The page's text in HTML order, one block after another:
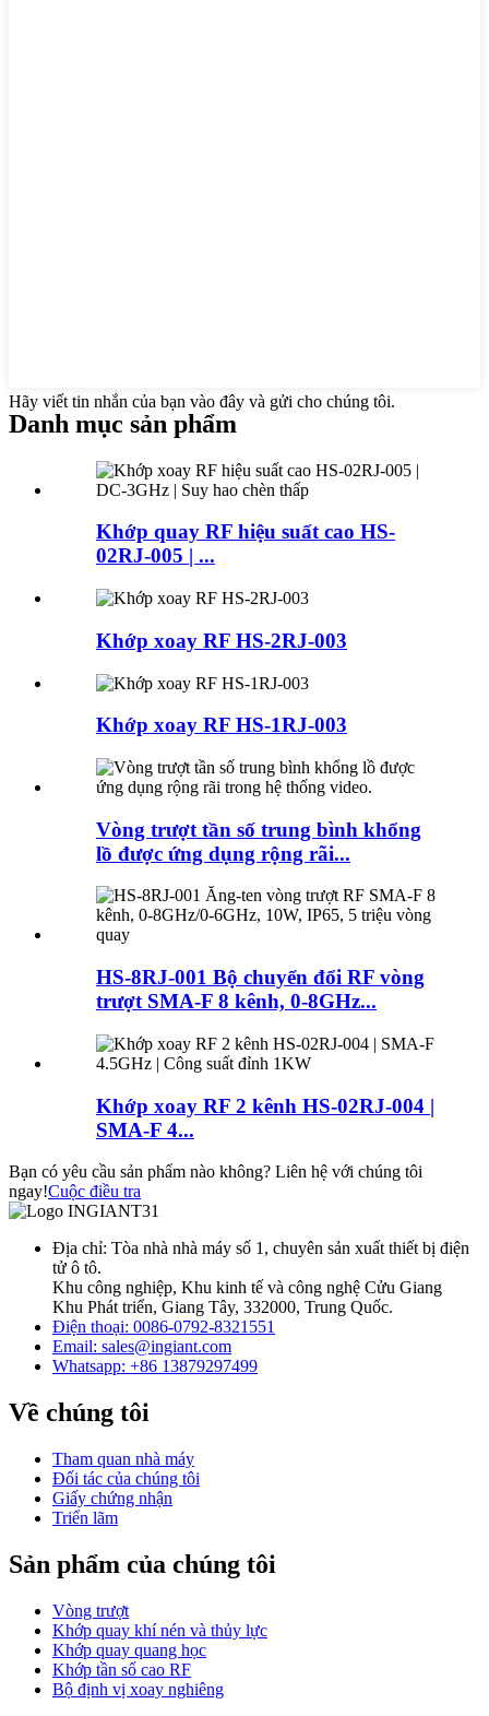
Hãy viết tin nhắn của bạn vào đây và gửi cho chúng tôi.
Danh mục sản phẩm
Khớp quay RF hiệu suất cao HS-
02RJ-005 | ...
Khớp xoay RF HS-2RJ-003
Khớp xoay RF HS-1RJ-003
Vòng trượt tần số trung bình khổng
lồ được ứng dụng rộng rãi...
HS-8RJ-001 Bộ chuyển đổi RF vòng
trượt SMA-F 8 kênh, 0-8GHz...
Khớp xoay RF 2 kênh HS-02RJ-004 |
SMA-F 4...
Bạn có yêu cầu sản phẩm nào không? Liên hệ với chúng tôi
ngay!Cuộc điều tra
Địa chỉ: Tòa nhà nhà máy số 1, chuyên sản xuất thiết bị điện
tử ô tô.
Khu công nghiệp, Khu kinh tế và công nghệ Cửu Giang
Khu Phát triển, Giang Tây, 332000, Trung Quốc.
Điện thoại: 0086-0792-8321551
Email: sales@ingiant.com
Whatsapp: +86 13879297499
Về chúng tôi
Tham quan nhà máy
Đối tác của chúng tôi
Giấy chứng nhận
Triển lãm
Sản phẩm của chúng tôi
Vòng trượt
Khớp quay khí nén và thủy lực
Khớp quay quang học
Khớp tần số cao RF
Bộ định vị xoay nghiêng